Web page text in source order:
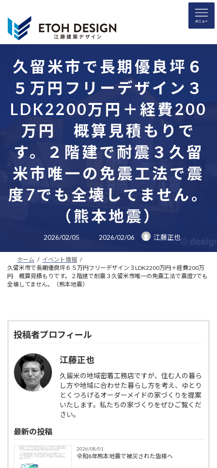
久留米市で長期優良坪６
５万円フリーデザイン３
LDK2200万円＋経費200
万円 概算見積もりで
す。２階建で耐震３久留
米市唯一の免震工法で震
度7でも全壊してません。
（熊本地震）
2026/02/05
最
終
新
時
:
2026/02/06 江藤正也
ホーム
イベント情報
久留米市で長期優良坪６５万円フリーデザイン３LDK2200万円＋経費200万
円 概算見積もりです。２階建で耐震３久留米市唯一の免震工法で震度7でも
全壊してません。（熊本地震）
投稿者プロフィール
江藤正也
久留米の地域密着工務店ですが、住む人の暮ら
し方や地域に合わせた暮らし方を考え、ゆとり
とくつろげるオーダーメイドの家づくりを提案
いたします。私たちの家づくりをぜひご覧くだ
さい。
最新の投稿
2026/08/01
令和8年熊本地震で被災された皆様へ